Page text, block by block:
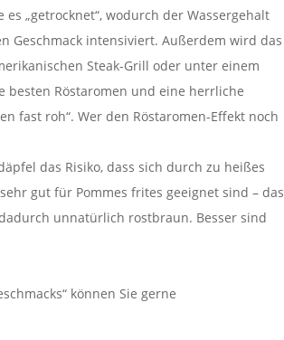
„getrocknet“, wodurch der Wassergehalt
Geschmack intensiviert. Außerdem wird das
Steak-Grill oder unter einem
besten Röstaromen und eine herrliche
fast roh“. Wer den Röstaromen-Effekt noch
das Risiko, dass sich durch zu heißes
gut für Pommes frites geeignet sind – das
unnatürlich rostbraun. Besser sind
können Sie gerne